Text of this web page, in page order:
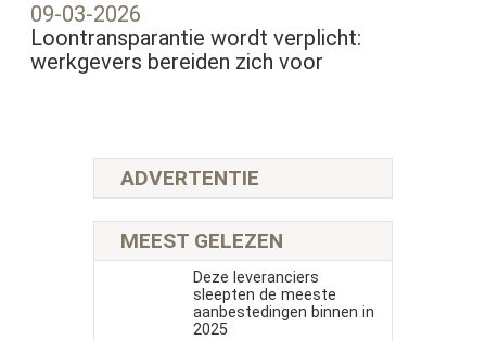
09-03-2026
Loontransparantie wordt verplicht:
werkgevers bereiden zich voor
ADVERTENTIE
MEEST GELEZEN
Deze leveranciers
sleepten de meeste
aanbestedingen binnen in
2025